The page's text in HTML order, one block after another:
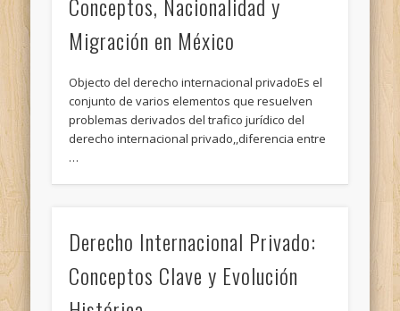
Conceptos, Nacionalidad y
Migración en México
Objecto del derecho internacional privadoEs el
conjunto de varios elementos que resuelven
problemas derivados del trafico jurídico del
derecho internacional privado,,diferencia entre
…
Derecho Internacional Privado:
Conceptos Clave y Evolución